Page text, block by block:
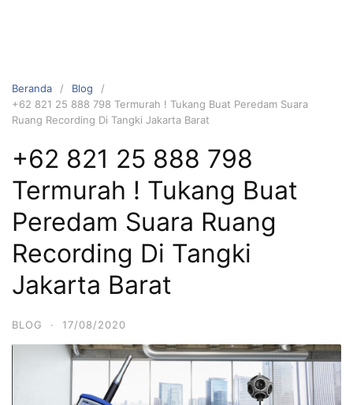
Beranda
Blog
+62 821 25 888 798 Termurah ! Tukang Buat Peredam Suara
Ruang Recording Di Tangki Jakarta Barat
+62 821 25 888 798
Termurah ! Tukang Buat
Peredam Suara Ruang
Recording Di Tangki
Jakarta Barat
BLOG · 17/08/2020